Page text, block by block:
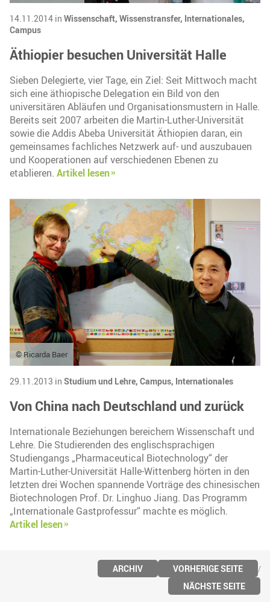
14.11.2014 in Wissenschaft, Wissenstransfer, Internationales,
Campus
Äthiopier besuchen Universität Halle
Sieben Delegierte, vier Tage, ein Ziel: Seit Mittwoch macht
sich eine äthiopische Delegation ein Bild von den
universitären Abläufen und Organisationsmustern in Halle.
Bereits seit 2007 arbeiten die Martin-Luther-Universität
sowie die Addis Abeba Universität Äthiopien daran, ein
gemeinsames fachliches Netzwerk auf- und auszubauen
und Kooperationen auf verschiedenen Ebenen zu
etablieren. Artikel lesen
© Ricarda Baer
29.11.2013 in Studium und Lehre, Campus, Internationales
Von China nach Deutschland und zurück
Internationale Beziehungen bereichern Wissenschaft und
Lehre. Die Studierenden des englischsprachigen
Studiengangs „Pharmaceutical Biotechnology“ der
Martin-Luther-Universität Halle-Wittenberg hörten in den
letzten drei Wochen spannende Vorträge des chinesischen
Biotechnologen Prof. Dr. Linghuo Jiang. Das Programm
„Internationale Gastprofessur“ machte es möglich.
Artikel lesen
VORHERIGE SEITE
NÄCHSTE SEITE
ARCHIV